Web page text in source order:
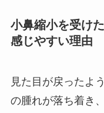
小鼻縮小を受け
感じやすい理由
見た目が戻ったよ
の腫れが落ち着き